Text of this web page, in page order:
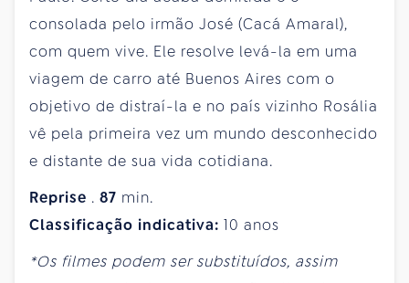
consolada pelo irmão José (Cacá Amaral),
com quem vive. Ele resolve levá-la em uma
viagem de carro até Buenos Aires com o
objetivo de distraí-la e no país vizinho Rosália
vê pela primeira vez um mundo desconhecido
e distante de sua vida cotidiana.
Reprise . 87 min.
Classificação indicativa: 10 anos
*Os filmes podem ser substituídos, assim